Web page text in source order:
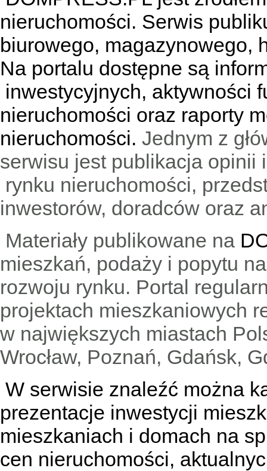
nieruchomości. Serwis
biurowego, magazynowego,
Na portalu dostępne są
inwestycyjnych, aktywności
nieruchomości oraz raporty
nieruchomości. Jednym z
serwisu jest publikacja
rynku nieruchomości,
inwestorów, doradców oraz
Materiały publikowane na
mieszkań, podaży i popytu
rozwoju rynku. Portal
projektach mieszkaniowych
w największych miastach
Wrocław, Poznań, Gdańsk,
W serwisie znaleźć można
prezentacje inwestycji
mieszkaniach i domach na
cen nieruchomości,